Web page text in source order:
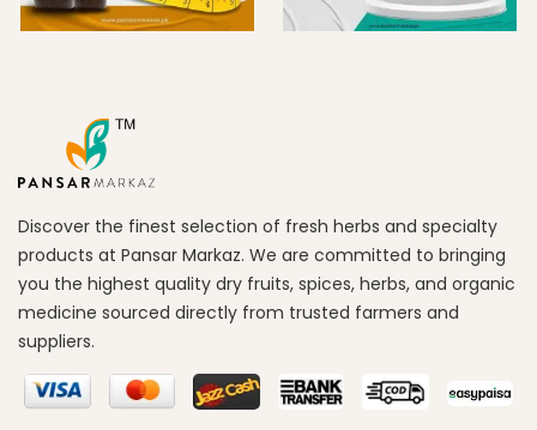
Discover the finest selection of fresh herbs and specialty
products at Pansar Markaz. We are committed to bringing
you the highest quality dry fruits, spices, herbs, and organic
medicine sourced directly from trusted farmers and
suppliers.